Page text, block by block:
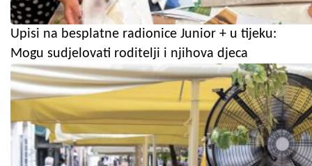
Upisi na besplatne radionice Junior + u tijeku:
Mogu sudjelovati roditelji i njihova djeca